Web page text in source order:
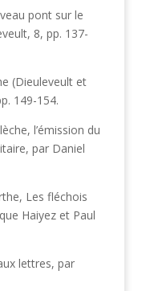
pont sur le
8, pp. 137-
(Dieuleveult et
149-154.
l’émission du
par Daniel
Les fléchois
Haiyez et Paul
lettres, par